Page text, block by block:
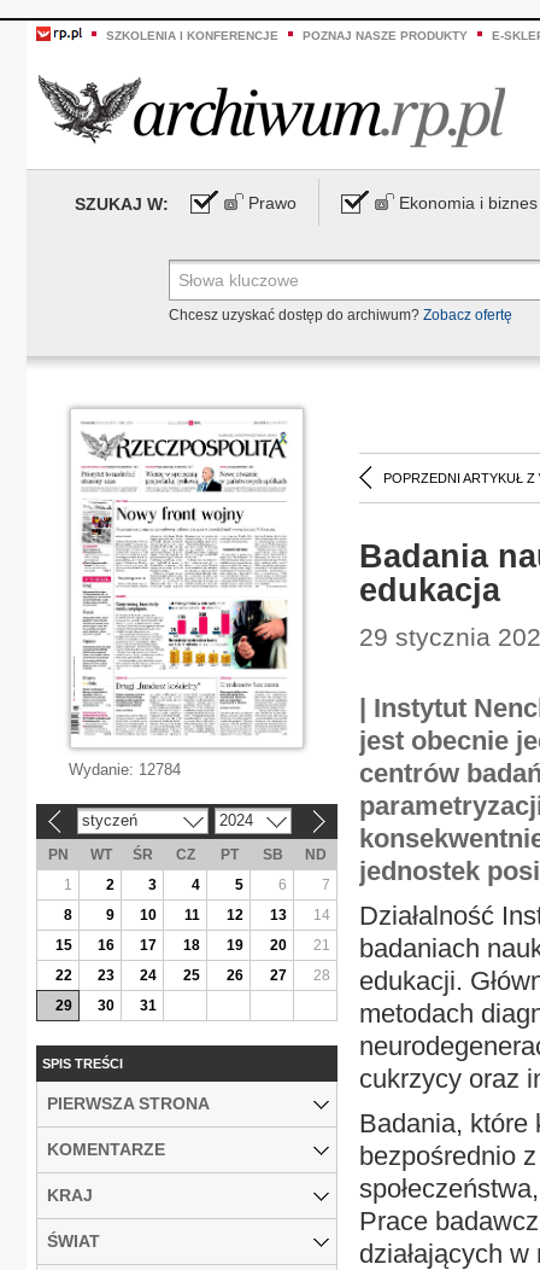
SZKOLENIA I KONFERENCJE POZNAJ NASZE PRODUKTY E-
SZUKAJ W: Prawo Ekonomia i biznes
Chcesz uzyskać dostęp do archiwum? Zobacz ofertę
POPRZEDNI ARTYKUŁ Z
Badania
edukacja
29 stycznia
| Instytut
jest obecnie
centrów
jednostek
Działalność
badaniach
edukacji.
metodach
cukrzycy oraz
Badania, które
bezpośrednio
Prace
działających
Wydanie: 12784
styczeń 2024
PN WT ŚR CZ PT SB
ND
1
2 3 4 5 6
7
8
9 10 11 12 13
14
15
16 17 18 19 20
21
22
23 24 25 26 27
28
29
30 31
SPIS TREŚCI
PIERWSZA STRONA
KOMENTARZE
KRAJ
ŚWIAT